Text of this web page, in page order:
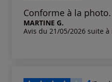
Conforme à la
MARTINE G.
Avis du 21/05/2026 suite